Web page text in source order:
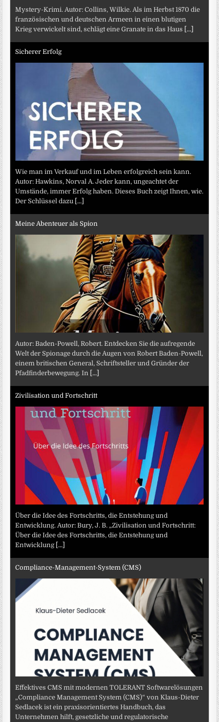
Mystery-Krimi. Autor: Collins, Wilkie. Als im Herbst 1870 die
französischen und deutschen Armeen in einen blutigen
Krieg verwickelt sind, schlägt eine Granate in das Haus
[...]
Sicherer Erfolg
Wie man im Verkauf und im Leben erfolgreich sein kann.
Autor: Hawkins, Norval A. Jeder kann, ungeachtet der
Umstände, immer Erfolg haben. Dieses Buch zeigt Ihnen, wie.
Der Schlüssel dazu
[...]
Meine Abenteuer als Spion
Autor: Baden-Powell, Robert. Entdecken Sie die aufregende
Welt der Spionage durch die Augen von Robert Baden-Powell,
einem britischen General, Schriftsteller und Gründer der
Pfadfinderbewegung. In
[...]
Zivilisation und Fortschritt
Über die Idee des Fortschritts, die Entstehung und
Entwicklung. Autor: Bury, J. B. „Zivilisation und Fortschritt:
Über die Idee des Fortschritts, die Entstehung und
Entwicklung [...]
Compliance-Management-System (CMS)
Effektives CMS mit modernen TOLERANT Softwarelösungen
„Compliance Management System (CMS)“ von Klaus-Dieter
Sedlacek ist ein praxisorientiertes Handbuch, das
Unternehmen hilft, gesetzliche und regulatorische